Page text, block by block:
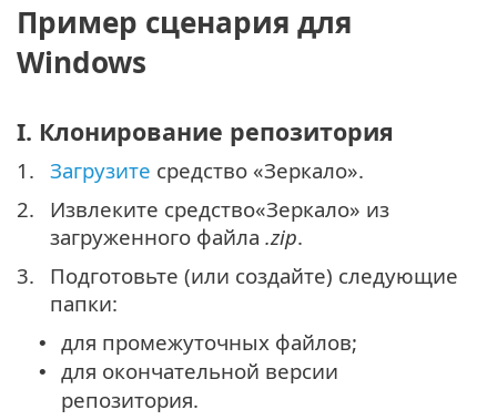
Пример сценария для
Windows
I. Клонирование репозитория
1. Загрузите средство «Зеркало».
2.
Извлеките средство«Зеркало» из
загруженного файла .zip.
3.
Подготовьте (или создайте) следующие
папки:
• для промежуточных файлов;
•
для окончательной версии
репозитория.